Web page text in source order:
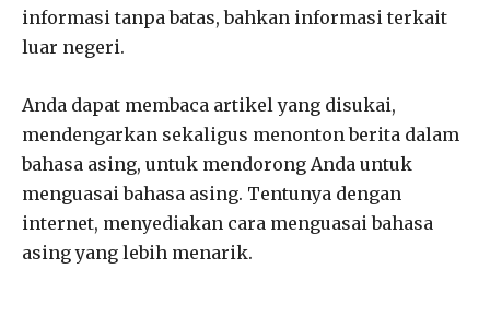
informasi tanpa batas, bahkan informasi terkait
luar negeri.
Anda dapat membaca artikel yang disukai,
mendengarkan sekaligus menonton berita dalam
bahasa asing, untuk mendorong Anda untuk
menguasai bahasa asing. Tentunya dengan
internet, menyediakan cara menguasai bahasa
asing yang lebih menarik.